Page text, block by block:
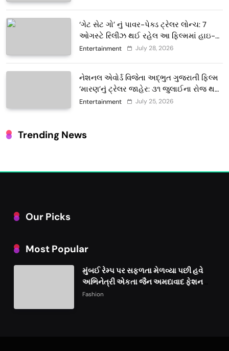
‘ગેટ સેટ ગો’ નું પાવર-પેક્ડ ટ્રેલર લોન્ચ: 7
ઓગસ્ટે રિલીઝ થઈ રહેલ આ ફિલ્મમાં હાઇ-
ટેક VFX જોવા મળશે
Entertainment July 28, 2026
નેશનલ એવોર્ડ વિજેતા અદ્ભુત ગુજરાતી ફિલ્મ
‘મારણ’નું ટ્રેલર જાહેર: ૩૧ જુલાઈના રોજ થશે
થિયેટરોમાં રિલીઝ
Entertainment July 25, 2026
Trending News
Our Picks
Most Popular
મુંબઈ રેમ્પ પર સફળતા મેળવ્યા પછી હવે
અભિનેત્રી એકતા જૈન અમદાવાદ ફેશન
વીકમાં પોતાની પ્રતિભા પ્રદર્શિત કરશે
Fashion